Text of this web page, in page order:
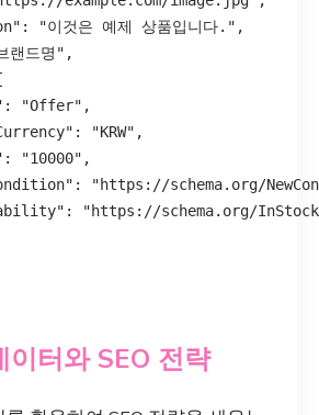
"이것은 예제 상품입니다.",
랜드명",
"Offer",
"KRW",
"10000",
"https://schema.org/
"https://schema.org/
이터와 SEO 전략